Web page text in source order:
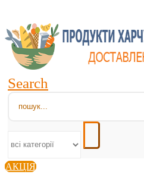
Search
АКЦІЯ